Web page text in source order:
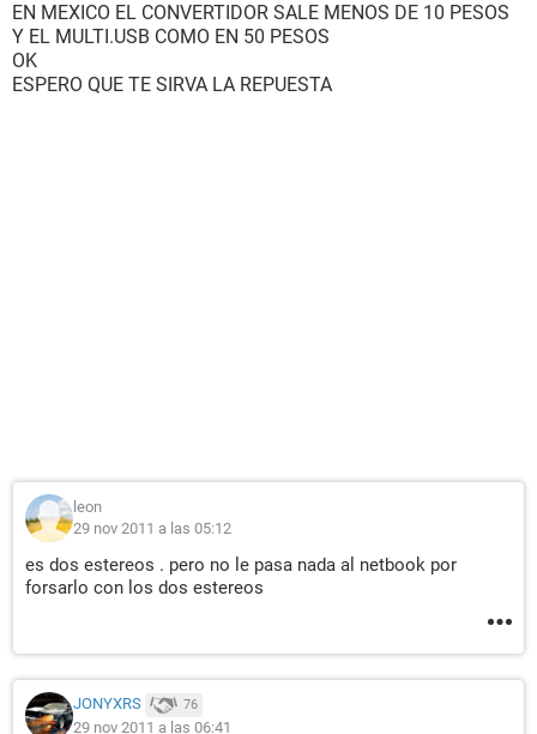
EN MEXICO EL CONVERTIDOR SALE MENOS DE 10 PESOS
Y EL MULTI.USB COMO EN 50 PESOS
OK
ESPERO QUE TE SIRVA LA REPUESTA
leon
29 nov 2011 a las 05:12
es dos estereos . pero no le pasa nada al netbook por
forsarlo con los dos estereos
JONYXRS 76
29 nov 2011 a las 06:41